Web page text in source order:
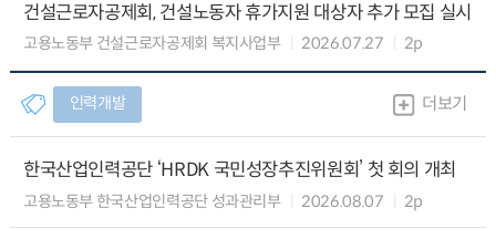
건설근로자공제회, 건설노동자 휴가지원 대상자 추가 모집 실시
고용노동부 건설근로자공제회 복지사업부 2026.07.27 2p
인력개발 더보기
한국산업인력공단 ‘HRDK 국민성장추진위원회’ 첫 회의 개최
고용노동부 한국산업인력공단 성과관리부 2026.08.07 2p